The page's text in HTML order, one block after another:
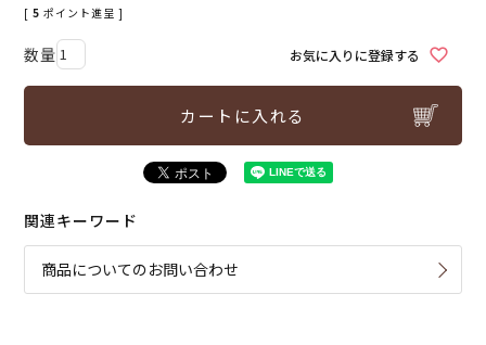
[ 5 ポイント進呈 ]
お気に入りに登録する
カートに入れる
関連キーワード
商品についてのお問い合わせ